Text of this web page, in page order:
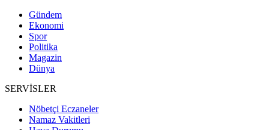
Gündem
Ekonomi
Spor
Politika
Magazin
Dünya
SERVİSLER
Nöbetçi Eczaneler
Namaz Vakitleri